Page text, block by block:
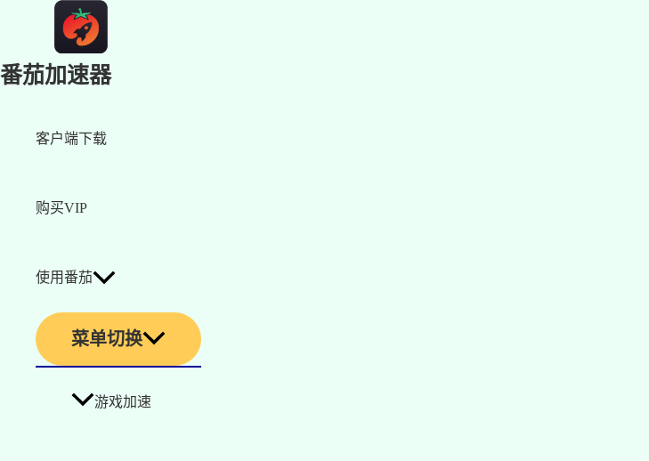
番茄加速器
客户端下载
购买VIP
使用番茄
菜单切换
游戏加速